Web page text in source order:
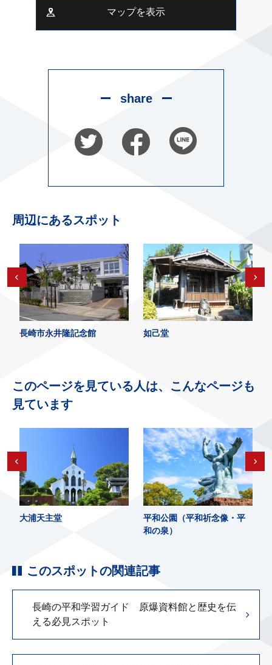
マップを表示
share
周辺にあるスポット
長崎市永井隆記念館 如己堂
このページを見ている人は、こんなページも
見ています
大浦天主堂
平和公園（平和祈念像・平
和の泉）
このスポットの関連記事
長崎の平和学習ガイド 原爆資料館と歴史を伝
える必見スポット